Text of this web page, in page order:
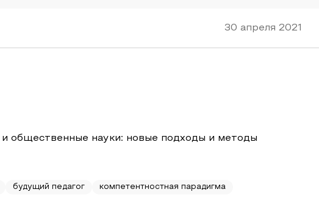
30 апреля 2021
и общественные науки: новые подходы и методы
будущий педагог
компетентностная парадигма